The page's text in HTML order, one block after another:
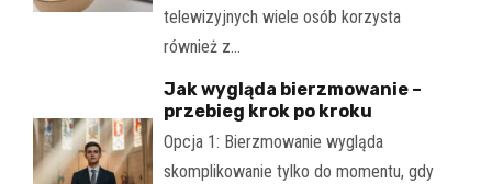
telewizyjnych wiele osób korzysta
również z…
Jak wygląda bierzmowanie –
przebieg krok po kroku
Opcja 1: Bierzmowanie wygląda
skomplikowanie tylko do momentu, gdy